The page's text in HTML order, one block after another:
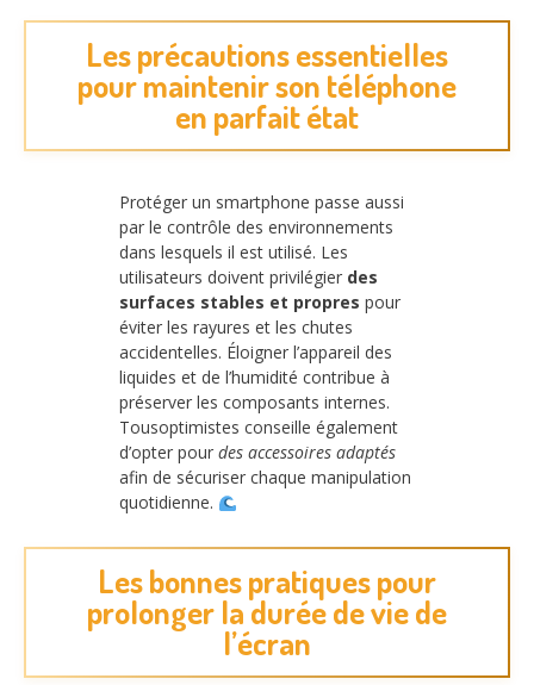
Les précautions essentielles
pour maintenir son téléphone
en parfait état
Protéger un smartphone passe aussi
par le contrôle des environnements
dans lesquels il est utilisé. Les
utilisateurs doivent privilégier des
surfaces stables et propres pour
éviter les rayures et les chutes
accidentelles. Éloigner l’appareil des
liquides et de l’humidité contribue à
préserver les composants internes.
Tousoptimistes conseille également
d’opter pour des accessoires adaptés
afin de sécuriser chaque manipulation
quotidienne.
Les bonnes pratiques pour
prolonger la durée de vie de
l’écran